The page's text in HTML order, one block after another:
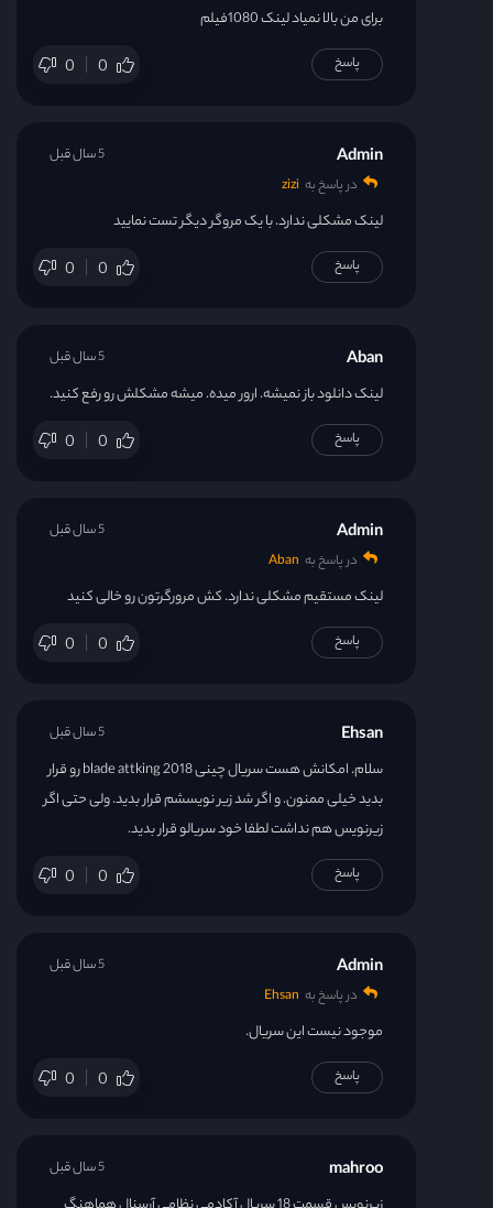
برای من بالا نمیاد لینک 1080فیلم
0 0 پاسخ
Admin
در پاسخ به zizi
لینک مشکلی ندارد. با یک مروگر دیگر تست نمایید
0 0
5 سال قبل
پاسخ
Aban
لینک دانلود باز نمیشه. ارور میده. میشه مشکلش رو رفع کنید.
0 0
5 سال قبل
پاسخ
Admin
در پاسخ به Aban
لینک مستقیم مشکلی ندارد. کش مرورگرتون رو خالی کنید
0 0
5 سال قبل
پاسخ
Ehsan
سلام. امکانش هست سریال چینی blade attking 2018 رو قرار
بدید خیلی ممنون. و اگر شد زیر نویسشم قرار بدید. ولی حتی اگر
زیرنویس هم نداشت لطفا خود سریالو قرار بدید.
0 0
5 سال قبل
پاسخ
Admin
در پاسخ به Ehsan
موجود نیست این سریال.
0 0
5 سال قبل
پاسخ
mahroo 5 سال قبل